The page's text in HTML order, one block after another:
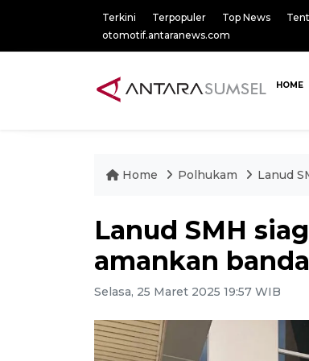
Terkini Terpopuler Top News
otomotif.antaranews.com
HOME
Home Polhukam Lanud
Lanud SMH
amankan
Selasa, 25 Maret 2025 19:57 WIB